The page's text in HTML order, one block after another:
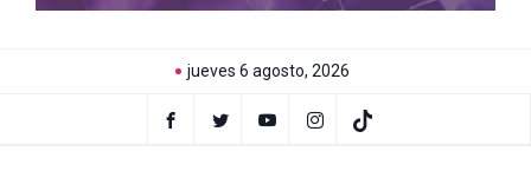
jueves 6 agosto, 2026